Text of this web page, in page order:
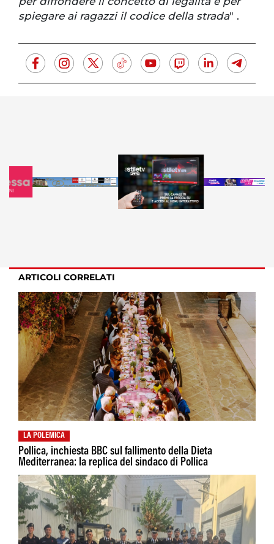
spiegare ai ragazzi il codice della strada" .
ARTICOLI CORRELATI
LA POLEMICA
Pollica, inchiesta BBC sul fallimento della Dieta
Mediterranea: la replica del sindaco di Pollica